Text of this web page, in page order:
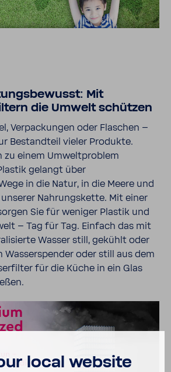
Mit
die Umwelt schützen
Verpackungen oder Flaschen –
Bestandteil vieler Produkte.
zu einem Umweltproblem
gelangt über
in die Natur, in die Meere und
Nahrungskette. Mit einer
Sie für weniger Plastik und
– Tag für Tag. Einfach das mit
Wasser still, gekühlt oder
Wasserspender oder still aus dem
für die Küche in ein Glas
local website